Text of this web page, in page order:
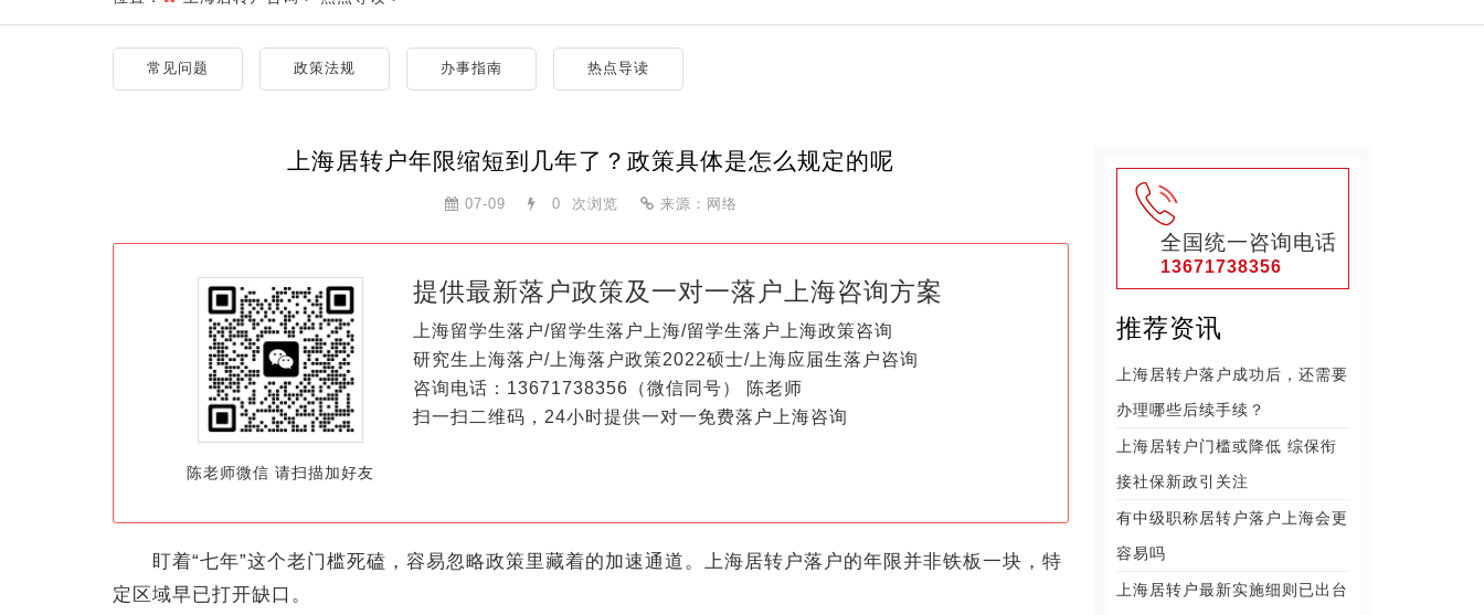
常见问题 政策法规 办事指南 热点导读
上海居转户年限缩短到几年了？政策具体是怎么规定的呢
07-09 0 次浏览 来源：网络
陈老师微信 请扫描加好友
提供最新落户政策及一对一落户上海咨询方案
上海留学生落户/留学生落户上海/留学生落户上海政策咨询
研究生上海落户/上海落户政策2022硕士/上海应届生落户咨询
咨询电话：13671738356（微信同号） 陈老师
扫一扫二维码，24小时提供一对一免费落户上海咨询
盯着“七年”这个老门槛死磕，容易忽略政策里藏着的加速通道。上海居转户落户的年限并非铁板一块，特
定区域早已打开缺口。
全国统一咨询电话
13671738356
推荐资讯
上海居转户落户成功后，还需要
办理哪些后续手续？
上海居转户门槛或降低 综保衔
接社保新政引关注
有中级职称居转户落户上海会更
容易吗
上海居转户最新实施细则已出台